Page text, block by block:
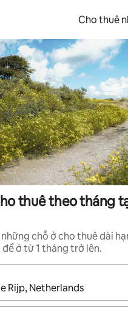
Cho thuê
thuê theo tháng
chỗ ở cho thuê dài
để ở từ 1 tháng trở lên.
quả, hãy điều hướng bằng